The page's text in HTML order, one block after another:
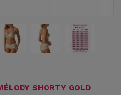
SHORTY GOLD